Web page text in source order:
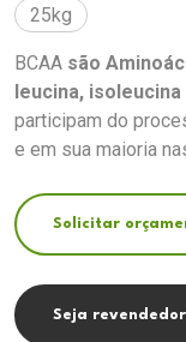
25kg
BCAA são
leucina,
participam do
e em sua maioria
Solicitar
Seja revendedor